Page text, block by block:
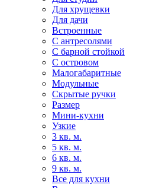
Для хрущевки
Для дачи
Встроенные
С антресолями
С барной стойкой
С островом
Малогабаритные
Модульные
Скрытые ручки
Размер
Мини-кухни
Узкие
3 кв. м.
5 кв. м.
6 кв. м.
9 кв. м.
Все для кухни